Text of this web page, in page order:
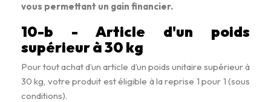
vous permettant un gain financier.
10-b - Article d'un poids
supérieur à 30 kg
Pour tout achat d’un article d’un poids unitaire supérieur à
30 kg, votre produit est éligible à la reprise 1 pour 1 (sous
conditions).